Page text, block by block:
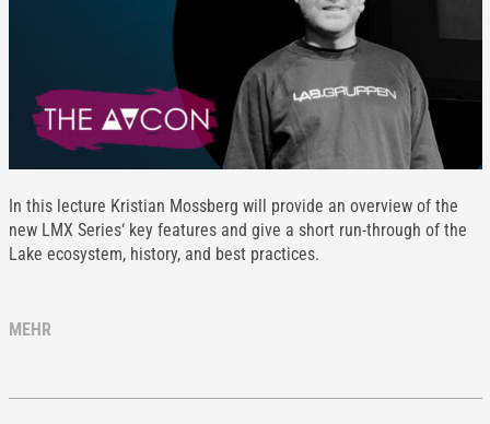
In this lecture Kristian Mossberg will provide an overview of the
new LMX Series‘ key features and give a short run-through of the
Lake ecosystem, history, and best practices.
MEHR